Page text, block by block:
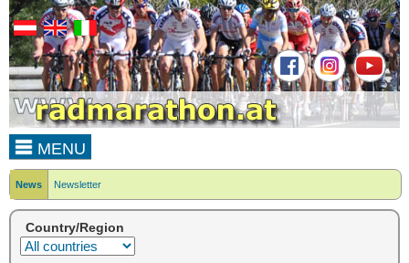
MENU
News Newsletter
Country/Region